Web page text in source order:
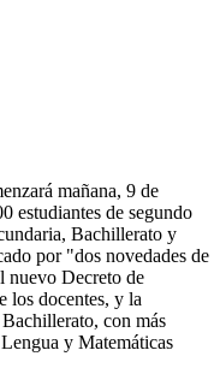
mañana, 9 de
estudiantes de segundo
Bachillerato y
por "dos novedades de
nuevo Decreto de
los docentes, y la
con más
y Matemáticas